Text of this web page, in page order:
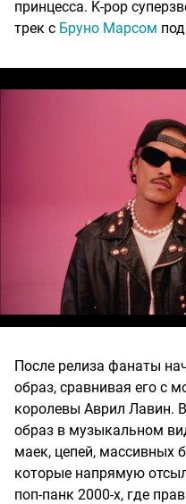
принцесса. K-pop
трек с Бруно Марсом
После релиза фанаты
образ, сравнивая его с
королевы Аврил Лавин.
образ в музыкальном
маек, цепей, массивных
которые напрямую
поп-панк 2000-х, где